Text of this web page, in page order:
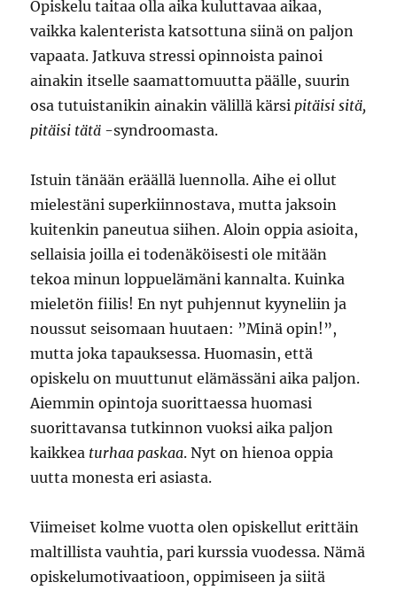
Opiskelu taitaa olla aika kuluttavaa aikaa,
vaikka kalenterista katsottuna siinä on paljon
vapaata. Jatkuva stressi opinnoista painoi
ainakin itselle saamattomuutta päälle, suurin
osa tutuistanikin ainakin välillä kärsipitäisi sitä,
pitäisi tätä -syndroomasta.
Istuin tänään eräällä luennolla. Aihe ei ollut
mielestäni superkiinnostava, mutta jaksoin
kuitenkin paneutua siihen. Aloin oppia asioita,
sellaisia joilla ei todenäköisesti ole mitään
tekoa minun loppuelämäni kannalta. Kuinka
mieletön fiilis! En nyt puhjennut kyyneliin ja
noussut seisomaan huutaen: ”Minä opin!”,
mutta joka tapauksessa. Huomasin, että
opiskelu on muuttunut elämässäni aika paljon.
Aiemmin opintoja suorittaessa huomasi
suorittavansa tutkinnon vuoksi aika paljon
kaikkea turhaa paskaa. Nyt on hienoa oppia
uutta monesta eri asiasta.
Viimeiset kolme vuotta olen opiskellut erittäin
maltillista vauhtia, pari kurssia vuodessa. Nämä
opiskelumotivaatioon, oppimiseen ja siitä